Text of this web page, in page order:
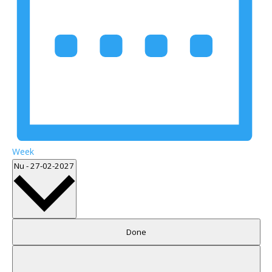
Week
Nu -27-02-2027
Filters Done